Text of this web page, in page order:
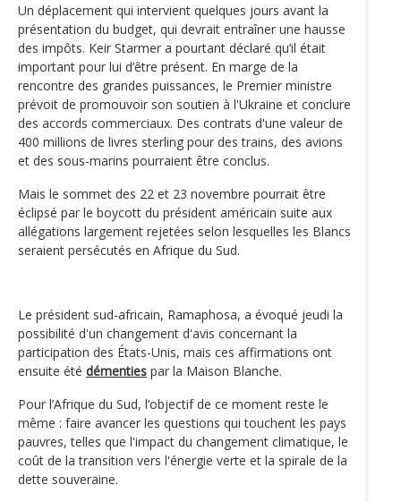
Un déplacement qui intervient quelques jours avant la
présentation du budget, qui devrait entraîner une hausse
des impôts. Keir Starmer a pourtant déclaré qu’il était
important pour lui d’être présent. En marge de la
rencontre des grandes puissances, le Premier ministre
prévoit de promouvoir son soutien à l'Ukraine et conclure
des accords commerciaux. Des contrats d'une valeur de
400 millions de livres sterling pour des trains, des avions
et des sous-marins pourraient être conclus.
Mais le sommet des 22 et 23 novembre pourrait être
éclipsé par le boycott du président américain suite aux
allégations largement rejetées selon lesquelles les Blancs
seraient persécutés en Afrique du Sud.
Le président sud-africain, Ramaphosa, a évoqué jeudi la
possibilité d'un changement d'avis concernant la
participation des États-Unis, mais ces affirmations ont
ensuite été démenties par la Maison Blanche.
Pour l’Afrique du Sud, l’objectif de ce moment reste le
même : faire avancer les questions qui touchent les pays
pauvres, telles que l'impact du changement climatique, le
coût de la transition vers l'énergie verte et la spirale de la
dette souveraine.